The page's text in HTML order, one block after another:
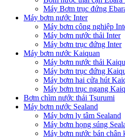
Máy Bơm trục đứng
Máy bơm nước Inter
Máy bơm công nghiệp
Máy bơm nước thải Inter
Máy bơm trục đứng Inter
Máy bơm nước Kaiquan
Máy bơm nước thải
Máy bơm trục đứng
Máy bơm hai cửa hút
Máy bơm trục ngang
Bơm chìm nước thải Tsurumi
Máy bơm nước Sealand
Máy bơm ly tâm Sealand
Máy bơm họng súng
Máy bơm nước bán chân